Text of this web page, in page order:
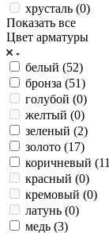
хрусталь (0)
Показать все
Цвет арматуры
белый (52)
бронза (51)
голубой (0)
желтый (0)
зеленый (2)
золото (17)
коричневый (11
красный (0)
кремовый (0)
латунь (0)
медь (3)